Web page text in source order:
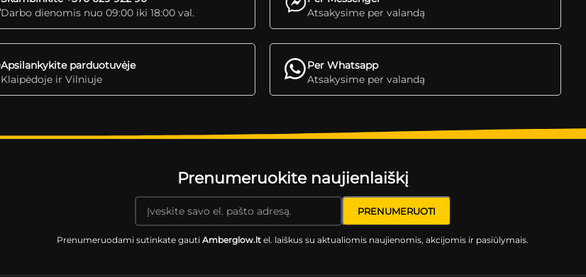
Darbo dienomis nuo 09:00 iki 18:00 val.
Atsakysime per valandą
Apsilankykite parduotuvėje
Klaipėdoje ir Vilniuje
Per Whatsapp
Atsakysime per valandą
Prenumeruokite naujienlaiškį
Prenumeruodami sutinkate gautiAmberglow.lt el. laiškus su aktualiomis naujienomis, akcijomis ir pasiūlymais.